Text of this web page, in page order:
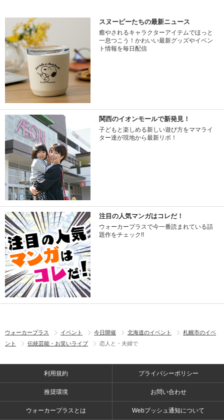
スヌーピーたちの最新ニュース
癒やされるキャラクターアイテムでほっと
一息つこう！かわいい最新グッズやイベン
ト情報を毎日配信
関西のイオンモールで新発見！
子どもと楽しめる新しい遊び方をママライ
ター達が現地から最新リポ！
注目の人気マンガはコレだ！
ウォーカープラスで今一番読まれている話
題作をチェック!!
ウォーカープラス イベント 今日開催 北海道のイベント
札幌市のイベ
ント
伝統芸能・お笑いライブ 恋人と・夫婦で
利用規約 プライバシーポリシー
推奨環境 お問い合わせ
ウォーカープラスとは Webプッシュ通知について